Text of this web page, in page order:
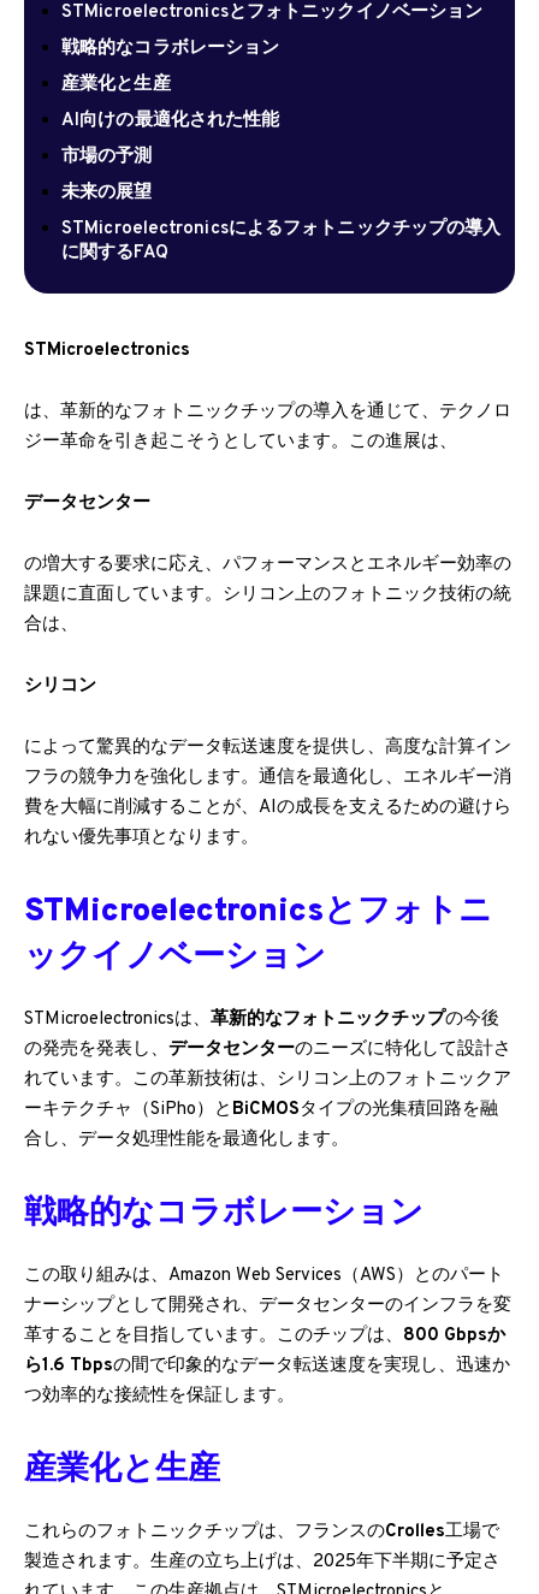
STMicroelectronicsとフォトニックイノベーション
戦略的なコラボレーション
産業化と生産
AI向けの最適化された性能
市場の予測
未来の展望
STMicroelectronicsによるフォトニックチップの導入
に関するFAQ
STMicroelectronics
は、革新的なフォトニックチップの導入を通じて、テクノロ
ジー革命を引き起こそうとしています。この進展は、
データセンター
の増大する要求に応え、パフォーマンスとエネルギー効率の
課題に直面しています。シリコン上のフォトニック技術の統
合は、
シリコン
によって驚異的なデータ転送速度を提供し、高度な計算イン
フラの競争力を強化します。通信を最適化し、エネルギー消
費を大幅に削減することが、AIの成長を支えるための避けら
れない優先事項となります。
STMicroelectronicsとフォトニ
ックイノベーション
STMicroelectronicsは、 革新的なフォトニックチップの今後
の発売を発表し、 データセンターのニーズに特化して設計さ
れています。この革新技術は、シリコン上のフォトニックア
ーキテクチャ（SiPho）と BiCMOSタイプの光集積回路を融
合し、データ処理性能を最適化します。
戦略的なコラボレーション
この取り組みは、Amazon Web Services（AWS）とのパート
ナーシップとして開発され、データセンターのインフラを変
革することを目指しています。このチップは、 800 Gbpsか
ら1.6 Tbpsの間で印象的なデータ転送速度を実現し、迅速か
つ効率的な接続性を保証します。
産業化と生産
これらのフォトニックチップは、フランスのCrolles工場で
製造されます。生産の立ち上げは、2025年下半期に予定さ